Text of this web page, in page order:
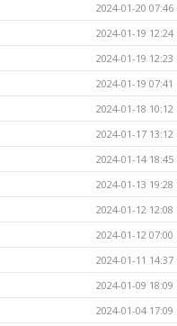
2024-01-20 07:46
2024-01-19 12:24
2024-01-19 12:23
2024-01-19 07:41
2024-01-18 10:12
2024-01-17 13:12
2024-01-14 18:45
2024-01-13 19:28
2024-01-12 12:08
2024-01-12 07:00
2024-01-11 14:37
2024-01-09 18:09
2024-01-04 17:09